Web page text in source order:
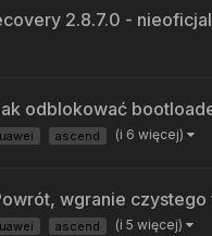
2.8.7.0 -
odblokować
ascend (i 6 więcej)
wgranie
ascend (i 5 więcej)